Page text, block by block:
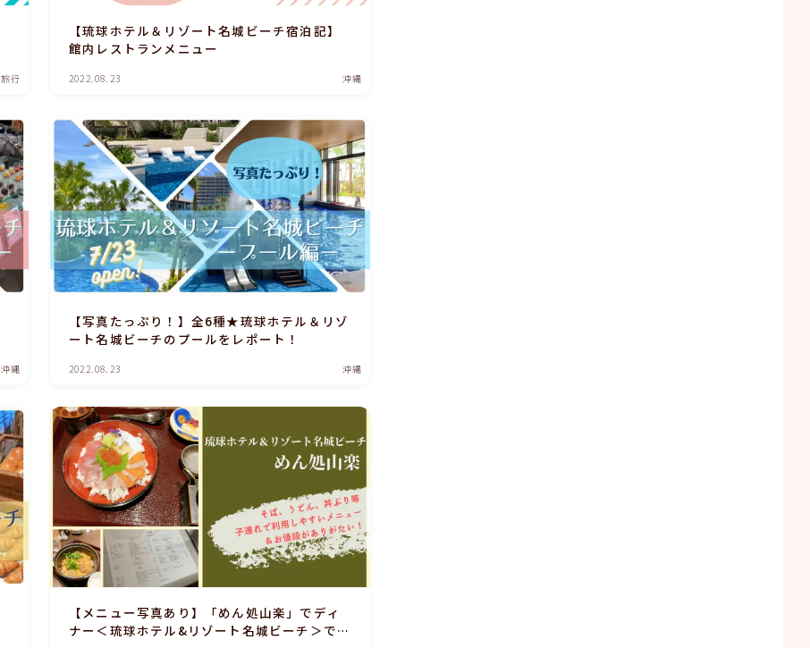
旅行
【琉球ホテル＆リゾート名城ビーチ宿泊記】
館内レストランメニュー
2022.08.23 沖縄
沖縄
【写真たっぷり！】全6種★琉球ホテル＆リゾ
ート名城ビーチのプールをレポート！
2022.08.23 沖縄
【メニュー写真あり】「めん処山楽」でディ
ナー＜琉球ホテル&リゾート名城ビーチ＞では